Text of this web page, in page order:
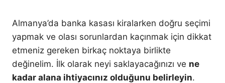
Almanya’da banka kasası kiralarken doğru seçimi
yapmak ve olası sorunlardan kaçınmak için dikkat
etmeniz gereken birkaç noktaya birlikte
değinelim. İlk olarak neyi saklayacağınızı ve ne
kadar alana ihtiyacınız olduğunu belirleyin.